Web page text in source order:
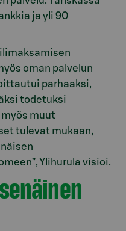
ja yli 90
oman palvelun
parhaaksi,
todetuksi
muut
tulevat mukaan,
Ylihurula visioi.